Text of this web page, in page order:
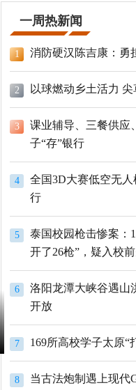
一周热新闻
1 消防硬汉陈吉康：勇
2 以球燃动乡土活力
3
课业辅导、三餐供
子“存”银行
4
全国3D大赛低空无
行
5
泰国校园枪击惨案：
开了26枪”，疑入校
6
洛阳龙潭大峡谷遇山
开放
7 169所高校学子太原“
8
当古法炮制遇上现代